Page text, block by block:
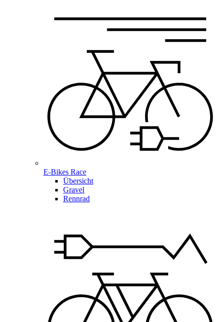
E-Bikes Race
Übersicht
Gravel
Rennrad